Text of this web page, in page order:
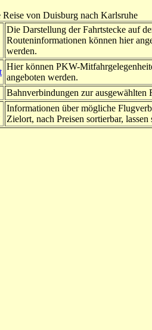
von Duisburg nach Karlsruhe
Die Darstellung der Fahrtstecke auf
Routeninformationen können hier
werden.
Hier können PKW-
angeboten werden.
Bahnverbindungen zur ausgewählten
Informationen über mögliche
Zielort, nach Preisen sortierbar,